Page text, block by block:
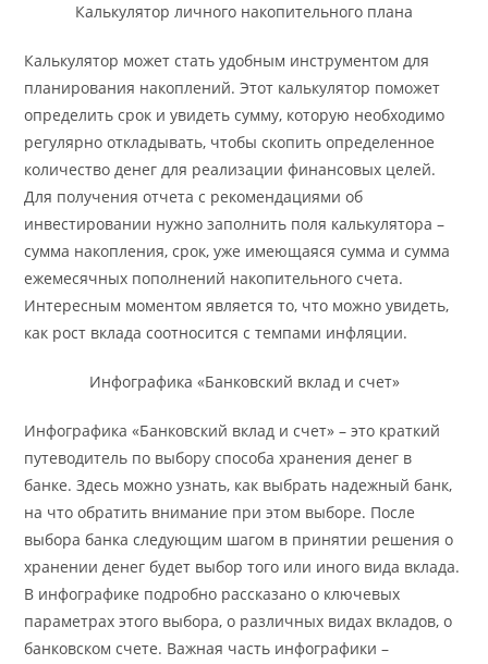
Калькулятор личного накопительного плана
Калькулятор может стать удобным инструментом для
планирования накоплений. Этот калькулятор поможет
определить срок и увидеть сумму, которую необходимо
регулярно откладывать, чтобы скопить определенное
количество денег для реализации финансовых целей.
Для получения отчета с рекомендациями об
инвестировании нужно заполнить поля калькулятора –
сумма накопления, срок, уже имеющаяся сумма и сумма
ежемесячных пополнений накопительного счета.
Интересным моментом является то, что можно увидеть,
как рост вклада соотносится с темпами инфляции.
Инфографика «Банковский вклад и счет»
Инфографика «Банковский вклад и счет» – это краткий
путеводитель по выбору способа хранения денег в
банке. Здесь можно узнать, как выбрать надежный банк,
на что обратить внимание при этом выборе. После
выбора банка следующим шагом в принятии решения о
хранении денег будет выбор того или иного вида вклада.
В инфографике подробно рассказано о ключевых
параметрах этого выбора, о различных видах вкладов, о
банковском счете. Важная часть инфографики –